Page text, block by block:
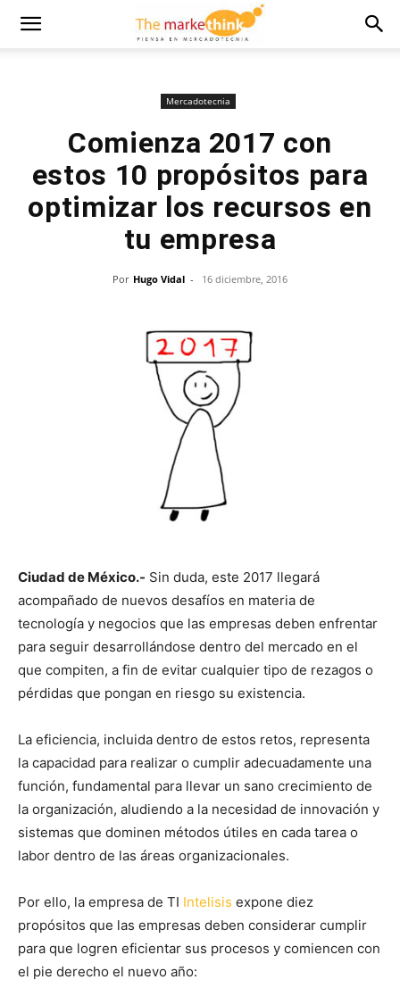
Mercadotecnia
Comienza 2017 con
estos 10 propósitos para
optimizar los recursos en
tu empresa
Por Hugo Vidal - 16 diciembre, 2016
Ciudad de México.- Sin duda, este 2017 llegará
acompañado de nuevos desafíos en materia de
tecnología y negocios que las empresas deben enfrentar
para seguir desarrollándose dentro del mercado en el
que compiten, a fin de evitar cualquier tipo de rezagos o
pérdidas que pongan en riesgo su existencia.
La eficiencia, incluida dentro de estos retos, representa
la capacidad para realizar o cumplir adecuadamente una
función, fundamental para llevar un sano crecimiento de
la organización, aludiendo a la necesidad de innovación y
sistemas que dominen métodos útiles en cada tarea o
labor dentro de las áreas organizacionales.
Por ello, la empresa de TI Intelisis expone diez
propósitos que las empresas deben considerar cumplir
para que logren eficientar sus procesos y comiencen con
el pie derecho el nuevo año: